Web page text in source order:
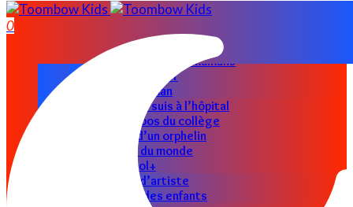
0
ACCUEIL
Nos parents
Les astuces des mamans
Papas au foyer
Super maman
Allo docteur je suis à l’hôpital
Les petits bobos du collège
Le clin d’œil d’un orphelin
Le petit tour du monde
Toombow Cool+
Graine d’artiste
Les pro des enfants